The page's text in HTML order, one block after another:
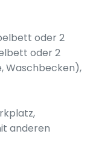
oder 2
oder 2
Waschbecken),
anderen